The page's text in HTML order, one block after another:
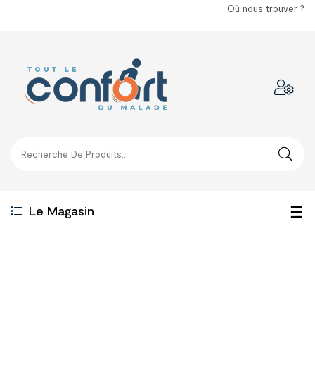
Où nous trouver ?
Le Magasin ☰